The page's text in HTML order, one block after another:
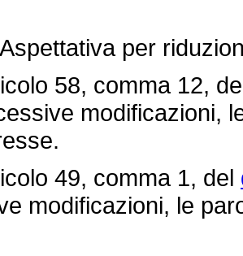
per
58, comma 12,
modificazioni,
49, comma 1, del
modificazioni, le